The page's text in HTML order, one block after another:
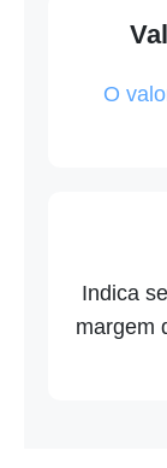
O
Indica
margem